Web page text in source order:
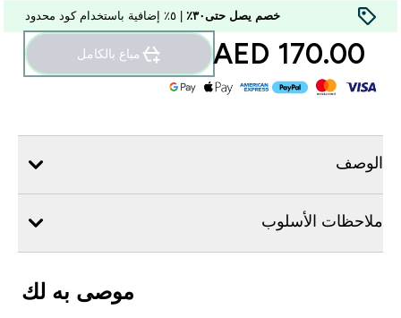
خصم يصل حتى٣٠٪
170.00 AED‎ مباع بالكامل
الوصف
ملاحظات الأسلوب
موصى به لك